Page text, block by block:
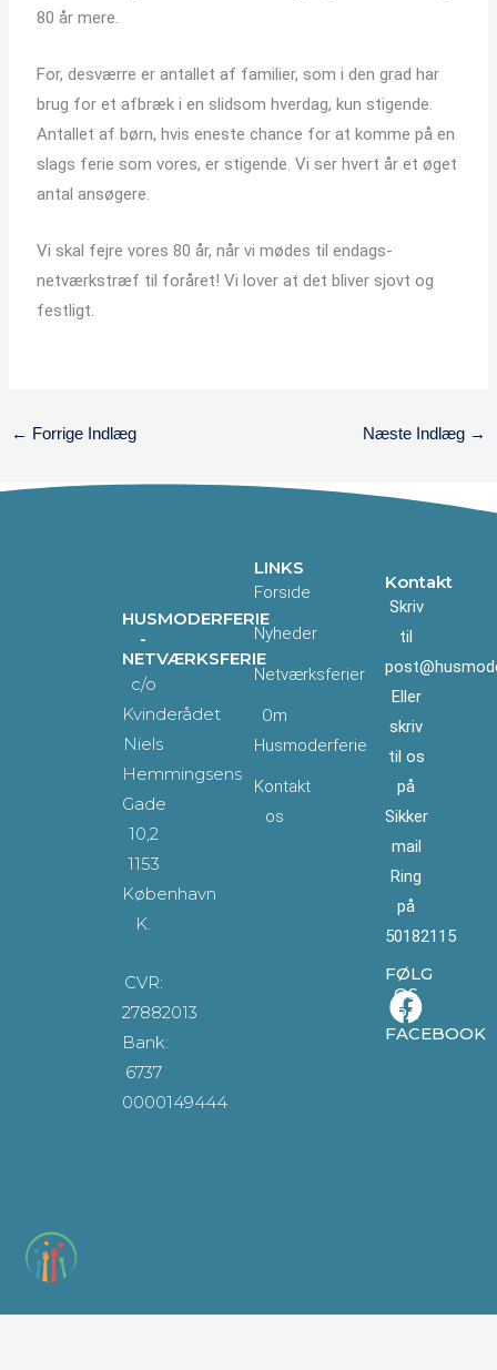
80 år mere.
For, desværre er antallet af familier, som i den grad har
brug for et afbræk i en slidsom hverdag, kun stigende.
Antallet af børn, hvis eneste chance for at komme på en
slags ferie som vores, er stigende. Vi ser hvert år et øget
antal ansøgere.
Vi skal fejre vores 80 år, når vi mødes til endags-
netværkstræf til foråret! Vi lover at det bliver sjovt og
festligt.
← Forrige Indlæg Næste Indlæg →
HUSMODERFERIE
-
NETVÆRKSFERIE
c/o
Kvinderådet
Niels
Hemmingsens
Gade
10,2
1153
København
K.
CVR:
27882013
Bank:
6737
0000149444
LINKS
Forside
Nyheder
Netværksferier
Om
Husmoderferie
Kontakt
os
Kontakt
Skriv
til
Eller
skriv
til os
på
Sikker
mail
Ring
på
50182115
FØLG
OS
PÅ
FACEBOOK